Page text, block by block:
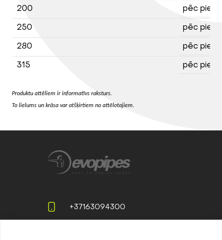
200
pēc
250
pēc
280
pēc
315
pēc
Produktu attēliem ir informatīvs raksturs.
To lielums un krāsa var atšķirtiem no attēlotajiem.
+37163094300